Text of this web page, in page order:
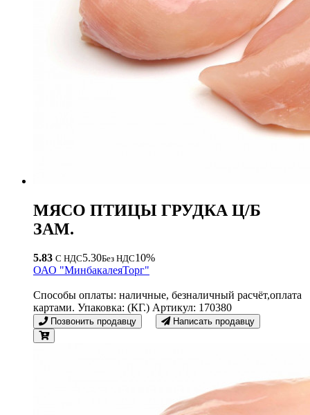
МЯСО ПТИЦЫ ГРУДКА Ц/Б
ЗАМ.
5.83 С НДС5.30Без НДС10%
ОАО "МинбакалеяТорг"
Способы оплаты: наличные, безналичный расчёт,оплата
картами. Упаковка: (КГ.) Артикул: 170380
Позвонить продавцу Написать продавцу